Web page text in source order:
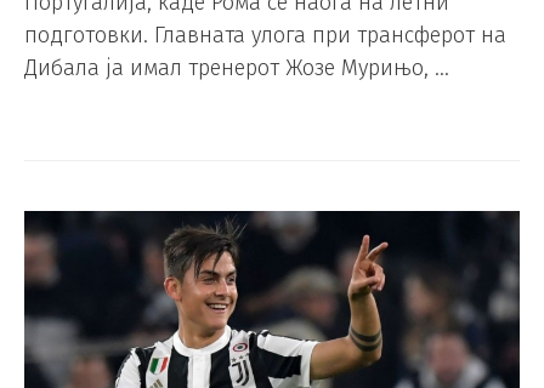
подготовки. Главната улога при трансферот на
Дибала ја имал тренерот Жозе Мурињо, …